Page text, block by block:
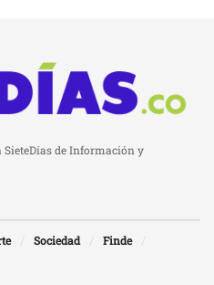
SieteDías de Información y
Sociedad
Finde